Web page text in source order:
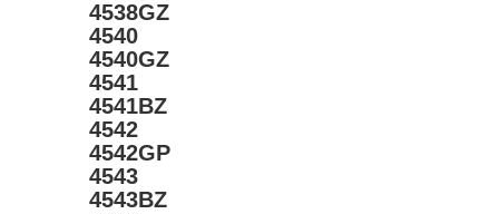
4538GZ
4540
4540GZ
4541
4541BZ
4542
4542GP
4543
4543BZ